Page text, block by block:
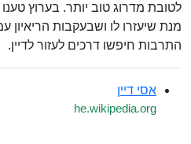
לטובת מדרוג טוב יותר. בערוץ טענו
מנת שיעזרו לו ושבעקבות הריאיון
התרבות חיפשו דרכים לעזור לדיין.
אסי דיין
he.wikipedia.org